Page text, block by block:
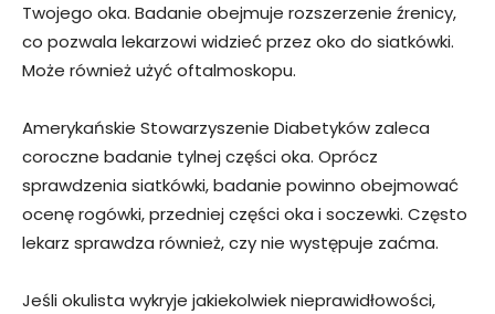
Twojego oka. Badanie obejmuje rozszerzenie źrenicy,
co pozwala lekarzowi widzieć przez oko do siatkówki.
Może również użyć oftalmoskopu.
Amerykańskie Stowarzyszenie Diabetyków zaleca
coroczne badanie tylnej części oka. Oprócz
sprawdzenia siatkówki, badanie powinno obejmować
ocenę rogówki, przedniej części oka i soczewki. Często
lekarz sprawdza również, czy nie występuje zaćma.
Jeśli okulista wykryje jakiekolwiek nieprawidłowości,